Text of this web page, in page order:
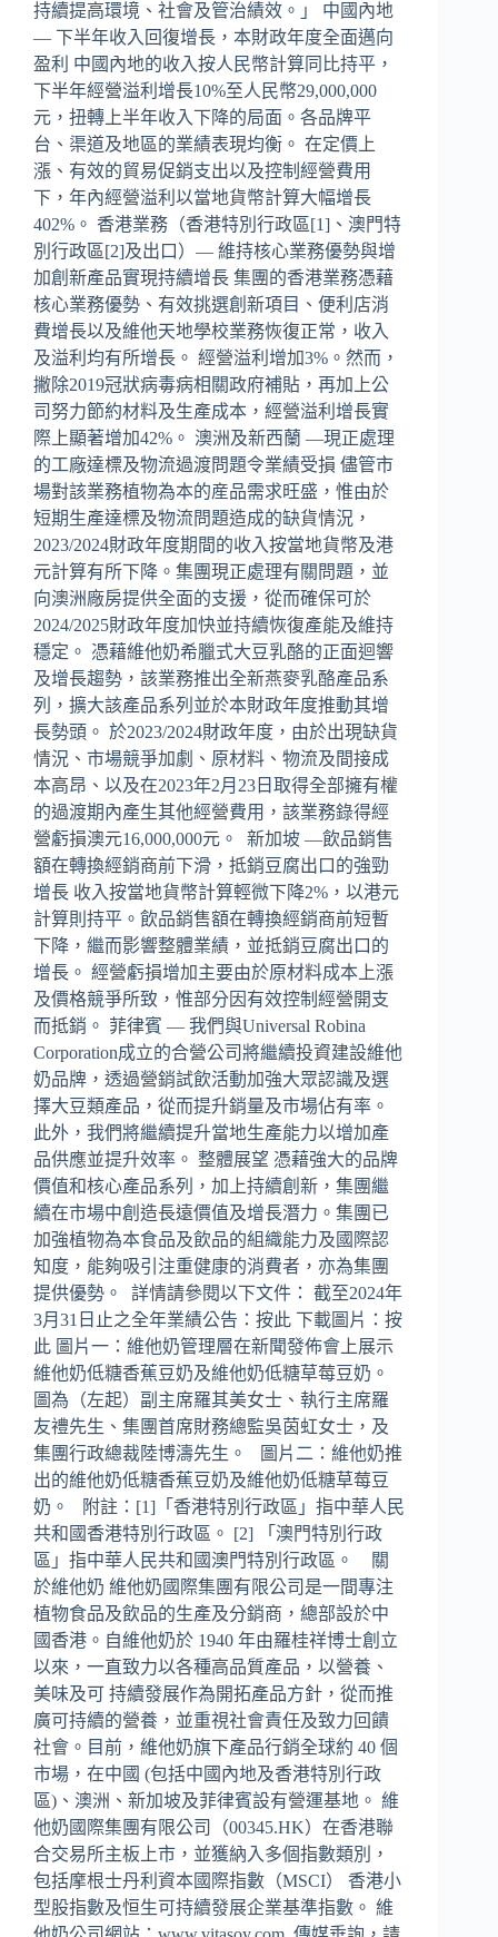
持續提高環境、社會及管治績效。」 中國內地
— 下半年收入回復增長，本財政年度全面邁向
盈利 中國內地的收入按人民幣計算同比持平，
下半年經營溢利增長10%至人民幣29,000,000
元，扭轉上半年收入下降的局面。各品牌平
台、渠道及地區的業績表現均衡。 在定價上
漲、有效的貿易促銷支出以及控制經營費用
下，年內經營溢利以當地貨幣計算大幅增長
402%。 香港業務（香港特別行政區[1]、澳門特
別行政區[2]及出口）— 維持核心業務優勢與增
加創新產品實現持續增長 集團的香港業務憑藉
核心業務優勢、有效挑選創新項目、便利店消
費增長以及維他天地學校業務恢復正常，收入
及溢利均有所增長。 經營溢利增加3%。然而，
撇除2019冠狀病毒病相關政府補貼，再加上公
司努力節約材料及生產成本，經營溢利增長實
際上顯著增加42%。 澳洲及新西蘭 —現正處理
的工廠達標及物流過渡問題令業績受損 儘管市
場對該業務植物為本的産品需求旺盛，惟由於
短期生產達標及物流問題造成的缺貨情況，
2023/2024財政年度期間的收入按當地貨幣及港
元計算有所下降。集團現正處理有關問題，並
向澳洲廠房提供全面的支援，從而確保可於
2024/2025財政年度加快並持續恢復產能及維持
穩定。 憑藉維他奶希臘式大豆乳酪的正面迴響
及增長趨勢，該業務推出全新燕麥乳酪產品系
列，擴大該產品系列並於本財政年度推動其增
長勢頭。 於2023/2024財政年度，由於出現缺貨
情況、市場競爭加劇、原材料、物流及間接成
本高昂、以及在2023年2月23日取得全部擁有權
的過渡期內產生其他經營費用，該業務錄得經
營虧損澳元16,000,000元。 新加坡 —飲品銷售
額在轉換經銷商前下滑，抵銷豆腐出口的強勁
增長 收入按當地貨幣計算輕微下降2%，以港元
計算則持平。飲品銷售額在轉換經銷商前短暫
下降，繼而影響整體業績，並抵銷豆腐出口的
增長。 經營虧損增加主要由於原材料成本上漲
及價格競爭所致，惟部分因有效控制經營開支
而抵銷。 菲律賓 — 我們與Universal Robina
Corporation成立的合營公司將繼續投資建設維他
奶品牌，透過營銷試飲活動加強大眾認識及選
擇大豆類產品，從而提升銷量及市場佔有率。
此外，我們將繼續提升當地生產能力以增加產
品供應並提升效率。 整體展望 憑藉強大的品牌
價值和核心產品系列，加上持續創新，集團繼
續在市場中創造長遠價值及增長潛力。集團已
加強植物為本食品及飲品的組織能力及國際認
知度，能夠吸引注重健康的消費者，亦為集團
提供優勢。 詳情請參閱以下文件： 截至2024年
3月31日止之全年業績公告：按此 下載圖片：按
此 圖片一：維他奶管理層在新聞發佈會上展示
維他奶低糖香蕉豆奶及維他奶低糖草莓豆奶。
圖為（左起）副主席羅其美女士、執行主席羅
友禮先生、集團首席財務總監吳茵虹女士，及
集團行政總裁陸博濤先生。 圖片二：維他奶推
出的維他奶低糖香蕉豆奶及維他奶低糖草莓豆
奶。 附註：[1]「香港特別行政區」指中華人民
共和國香港特別行政區。 [2] 「澳門特別行政
區」指中華人民共和國澳門特別行政區。 關
於維他奶 維他奶國際集團有限公司是一間專注
植物食品及飲品的生產及分銷商，總部設於中
國香港。自維他奶於 1940 年由羅桂祥博士創立
以來，一直致力以各種高品質產品，以營養、
美味及可 持續發展作為開拓產品方針，從而推
廣可持續的營養，並重視社會責任及致力回饋
社會。目前，維他奶旗下產品行銷全球約 40 個
市場，在中國 (包括中國內地及香港特別行政
區)、澳洲、新加坡及菲律賓設有營運基地。 維
他奶國際集團有限公司（00345.HK）在香港聯
合交易所主板上市，並獲納入多個指數類別，
包括摩根士丹利資本國際指數（MSCI） 香港小
型股指數及恒生可持續發展企業基準指數。 維